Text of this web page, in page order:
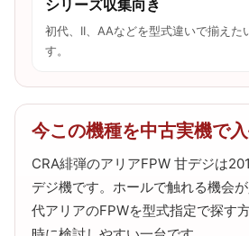
シリーズ収集向き
初代、II、AAなどを型式違いで揃えた
す。
今この機種を中古実機で
CRA緋弾のアリアFPW 甘デジは
デジ機です。ホールで触れる機会
代アリアのFPWを型式指定で探す